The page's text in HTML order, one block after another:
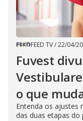
FEED TV/22/04/
Fuvest
o que
Entenda os ajustes
das duas etapas